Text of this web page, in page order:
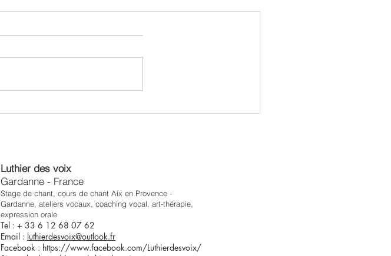
Luthier des voix
Gardanne - France
Stage de chant, cours de chant Aix en Provence -
Gardanne , ateliers vocaux, coaching vocal, art-thérapie,
expression orale
Tel : + 33 6 12 68 07 62
Email : luthierdesvoix@outlook.fr
Facebook : https://www.facebook.com/Luthierdesvoix/